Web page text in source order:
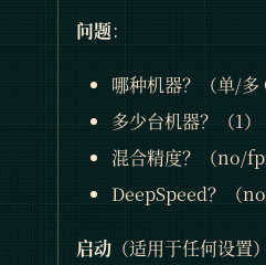
问题：
哪种机器？（单/多
多少台机器？（1）
混合精度？（no/
DeepSpeed？（
启动 （适用于任何设置）